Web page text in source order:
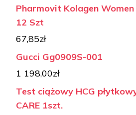
Pharmovit Kolagen
12 Szt
67,85zł
Gucci Gg0909S-001
1 198,00zł
Test ciążowy HCG
CARE 1szt.